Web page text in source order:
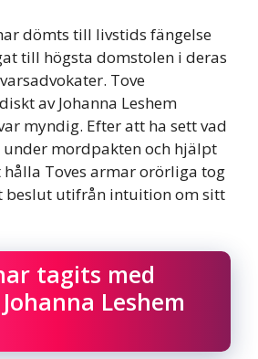
dömts till livstids fängelse
till högsta domstolen i deras
Tove
av Johanna Leshem
myndig. Efter att ha sett vad
under mordpakten och hjälpt
hålla Toves armar orörliga tog
beslut utifrån intuition om sitt
tagits med
Leshem